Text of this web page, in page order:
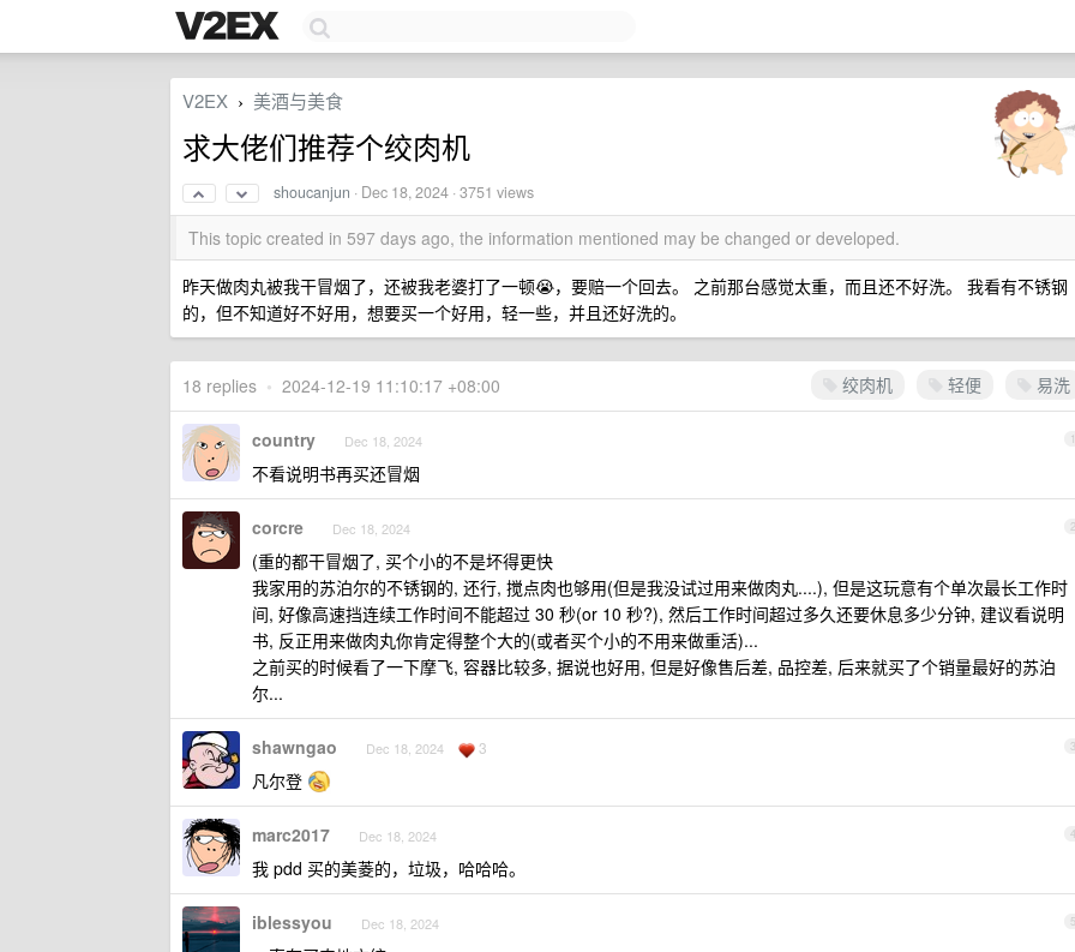
V2EX › 美酒与美食
求大佬们推荐个绞肉机
shoucanjun · Dec 18, 2024 · 3751 views
This topic created in 597 days ago, the information mentioned may be changed or developed.
昨天做肉丸被我干冒烟了，还被我老婆打了一顿😭，要赔一个回去。 之前那台感觉太重，而且还不好洗。 我看有不锈钢
的，但不知道好不好用，想要买一个好用，轻一些，并且还好洗的。
绞肉机 轻便 易洗
18 replies • 2024-12-19 11:10:17 +08:00
1
country Dec 18, 2024
不看说明书再买还冒烟
2
corcre Dec 18, 2024
(重的都干冒烟了, 买个小的不是坏得更快
我家用的苏泊尔的不锈钢的, 还行, 搅点肉也够用(但是我没试过用来做肉丸....), 但是这玩意有个单次最长工作时
间, 好像高速挡连续工作时间不能超过 30 秒(or 10 秒?), 然后工作时间超过多久还要休息多少分钟, 建议看说明
书, 反正用来做肉丸你肯定得整个大的(或者买个小的不用来做重活)...
之前买的时候看了一下摩飞, 容器比较多, 据说也好用, 但是好像售后差, 品控差, 后来就买了个销量最好的苏泊
尔...
3
shawngao Dec 18, 2024 3
凡尔登
4
marc2017 Dec 18, 2024
我 pdd 买的美菱的，垃圾，哈哈哈。
5
iblessyou Dec 18, 2024